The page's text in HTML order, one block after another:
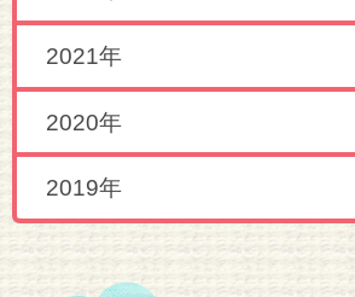
2021年
2020年
2019年